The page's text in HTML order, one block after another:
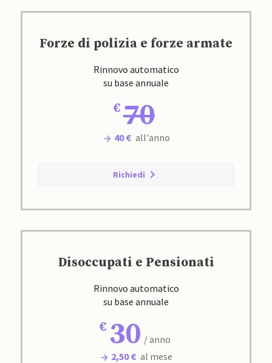
Forze di polizia e forze armate
Rinnovo automatico
su base annuale
70
40 € all'anno
Richiedi
Disoccupati e Pensionati
Rinnovo automatico
su base annuale
30 / anno
2,50 € al mese